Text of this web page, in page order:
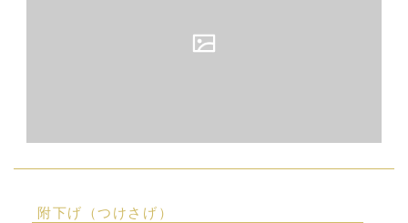
附下げ（つけさげ）